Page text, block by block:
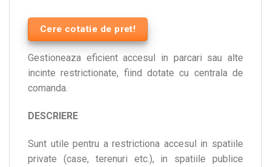
Cere cotatie de pret!
Gestioneaza eficient accesul in parcari sau alte
incinte restrictionate, fiind dotate cu centrala de
comanda.
DESCRIERE
Sunt utile pentru a restrictiona accesul in spatiile
private (case, terenuri etc.), in spatiile publice